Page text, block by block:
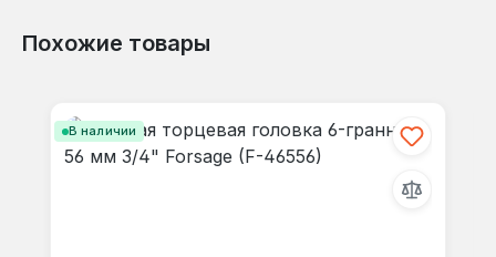
Похожие товары
В наличии